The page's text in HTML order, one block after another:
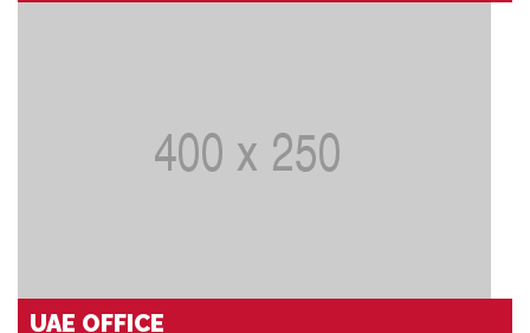
UAE OFFICE